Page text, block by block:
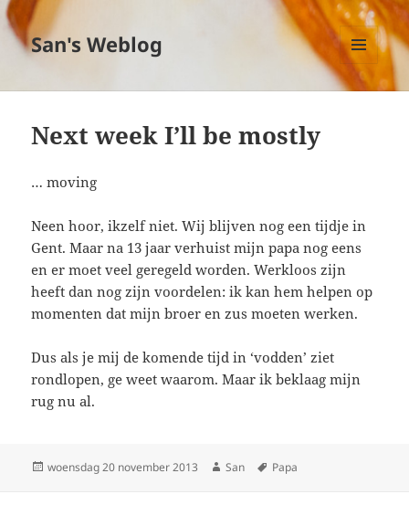
San's Weblog
MENU
EN
Next week I’ll be mostly
… moving
Neen hoor, ikzelf niet. Wij blijven nog een tijdje in
Gent. Maar na 13 jaar verhuist mijn papa nog eens
en er moet veel geregeld worden. Werkloos zijn
heeft dan nog zijn voordelen: ik kan hem helpen op
momenten dat mijn broer en zus moeten werken.
Dus als je mij de komende tijd in ‘vodden’ ziet
rondlopen, ge weet waarom. Maar ik beklaag mijn
rug nu al.
Geplaatst
woensdag 20 november 2013 Auteur
San Tags
Papa